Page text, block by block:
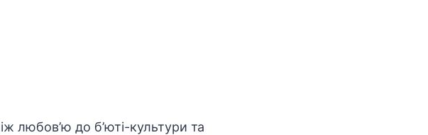
любов’ю до б’юті-культури та